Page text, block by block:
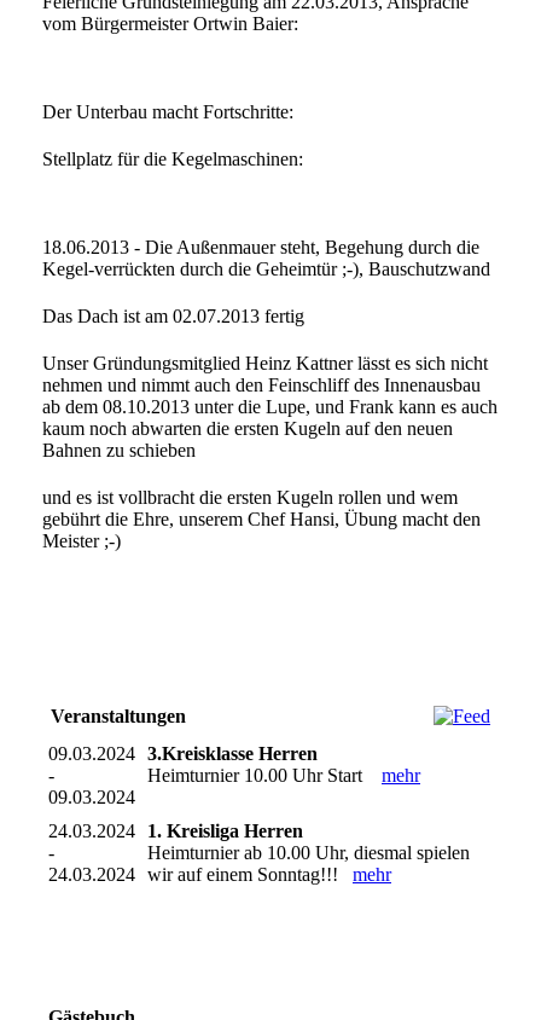
vom Bürgermeister Ortwin Baier:
Der Unterbau macht Fortschritte:
Stellplatz für die Kegelmaschinen:
18.06.2013 - Die Außenmauer steht, Begehung durch die
Kegel-verrückten durch die Geheimtür ;-), Bauschutzwand
Das Dach ist am 02.07.2013 fertig
Unser Gründungsmitglied Heinz Kattner lässt es sich nicht
nehmen und nimmt auch den Feinschliff des Innenausbau
ab dem 08.10.2013 unter die Lupe, und Frank kann es auch
kaum noch abwarten die ersten Kugeln auf den neuen
Bahnen zu schieben
und es ist vollbracht die ersten Kugeln rollen und wem
gebührt die Ehre, unserem Chef Hansi, Übung macht den
Meister ;-)
Veranstaltungen
09.03.2024
-
09.03.2024
3.Kreisklasse Herren
Heimturnier 10.00 Uhr Start mehr
24.03.2024
-
24.03.2024
1. Kreisliga Herren
Heimturnier ab 10.00 Uhr, diesmal spielen
wir auf einem Sonntag!!! mehr